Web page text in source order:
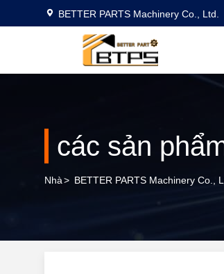
BETTER PARTS Machinery Co., Ltd.
các sản
Nhà> BETTER PARTS Machinery Co.,